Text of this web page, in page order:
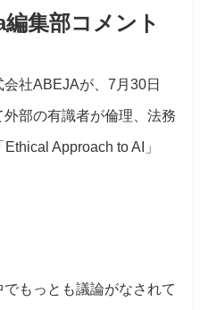
集部コメント
社ABEJAが、7月30日
部の有識者が倫理、法務
Approach to AI」
でもっとも議論がなされて